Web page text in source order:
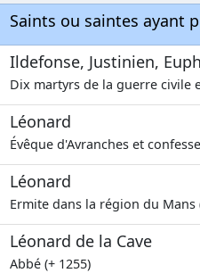
Saints ou saintes ayant
Ildefonse, Justinien,
Dix martyrs de la guerre civile
Léonard
Évêque d'Avranches et
Léonard
Ermite dans la région du Mans
Léonard de la Cave
Abbé (+ 1255)